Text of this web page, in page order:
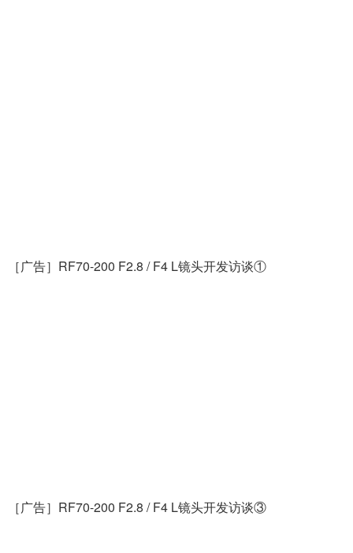
［广告］RF70-200 F2.8 / F4 L镜头开发访谈①
［广告］RF70-200 F2.8 / F4 L镜头开发访谈③